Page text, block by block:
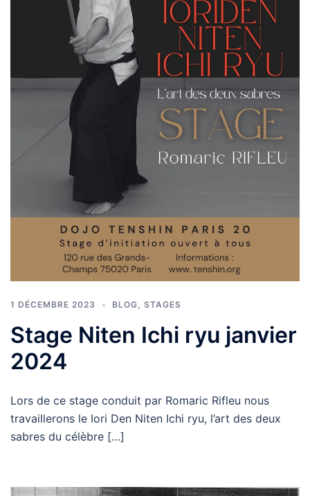
1 DÉCEMBRE 2023 BLOG, STAGES
Stage Niten Ichi ryu janvier
2024
Lors de ce stage conduit par Romaric Rifleu nous
travaillerons le Iori Den Niten Ichi ryu, l’art des deux
sabres du célèbre […]